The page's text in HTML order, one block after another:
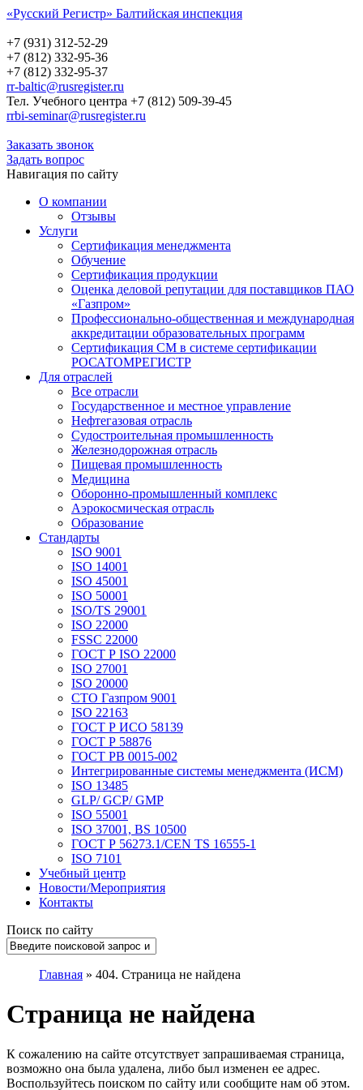
«Русский Регистр» Балтийская инспекция
+7 (931) 312-52-29
+7 (812) 332-95-36
+7 (812) 332-95-37
rr-baltic@rusregister.ru
Тел. Учебного центра +7 (812) 509-39-45
rrbi-seminar@rusregister.ru
Заказать звонок
Задать вопрос
Навигация по сайту
О компании
Отзывы
Услуги
Сертификация менеджмента
Обучение
Сертификация продукции
Оценка деловой репутации для поставщиков ПАО
«Газпром»
Профессионально-общественная и международная
аккредитации образовательных программ
Сертификация СМ в системе сертификации
РОСАТОМРЕГИСТР
Для отраслей
Все отрасли
Государственное и местное управление
Нефтегазовая отрасль
Судостроительная промышленность
Железнодорожная отрасль
Пищевая промышленность
Медицина
Оборонно-промышленный комплекс
Аэрокосмическая отрасль
Образование
Стандарты
ISO 9001
ISO 14001
ISO 45001
ISO 50001
ISO/TS 29001
ISO 22000
FSSC 22000
ГОСТ Р ISO 22000
ISO 27001
ISO 20000
СТО Газпром 9001
ISO 22163
ГОСТ Р ИСО 58139
ГОСТ Р 58876
ГОСТ РВ 0015-002
Интегрированные системы менеджмента (ИСМ)
ISO 13485
GLP/ GCP/ GMP
ISO 55001
ISO 37001, BS 10500
ГОСТ Р 56273.1/CEN TS 16555-1
ISO 7101
Учебный центр
Новости/Мероприятия
Контакты
Поиск по сайту
Главная » 404. Страница не найдена
Страница не найдена
К сожалению на сайте отсутствует запрашиваемая страница,
возможно она была удалена, либо был изменен ее адрес.
Воспользуйтесь поиском по сайту или сообщите нам об этом.